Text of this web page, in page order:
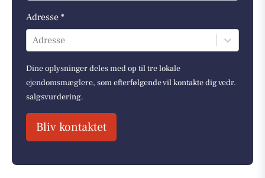
Adresse *
Adresse
Dine oplysninger deles med op til tre lokale
ejendomsmæglere, som efterfølgende vil kontakte dig vedr.
salgsvurdering.
Bliv kontaktet